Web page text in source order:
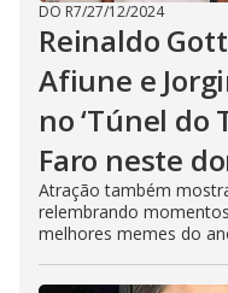
DO R7/27/12/2024
Reinaldo
Afiune e
no ‘Túnel do
Faro neste
Atração também
relembrando
melhores memes do